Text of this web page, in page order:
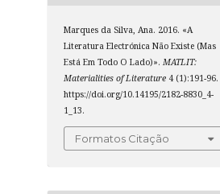
Marques da Silva, Ana. 2016. «A
Literatura Electrónica Não Existe (Mas
Está Em Todo O Lado)».MATLIT:
Materialities of Literature 4 (1):191-96.
https://doi.org/10.14195/2182-8830_4-
1_13.
Formatos Citação